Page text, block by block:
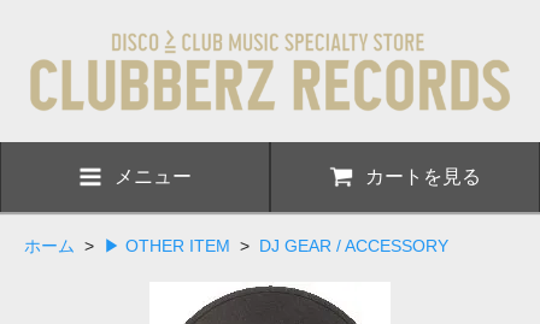
メニュー カートを見る
ホーム > ▶ OTHER ITEM > DJ GEAR / ACCESSORY